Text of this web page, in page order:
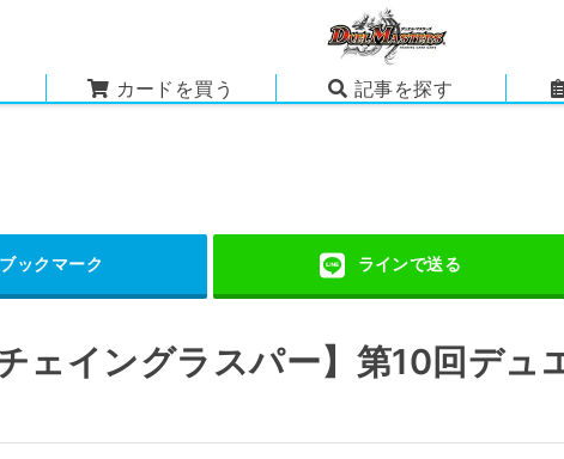
カードを買う 記事を探す
ェイングラスパー】第10回デュ